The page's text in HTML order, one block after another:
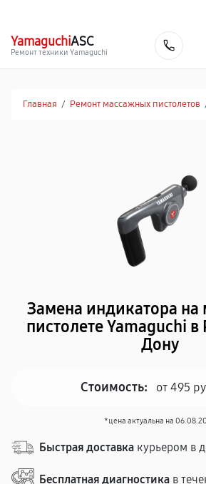
YamaguchiASC
Ремонт техники Yamaguchi
Главная / Ремонт массажных пистолетов
Замена индикатора
пистолете Yamaguchi в
Дону
Стоимость: от 495
*цена актуальна на
Быстрая доставка курьером в
Бесплатная диагностика в